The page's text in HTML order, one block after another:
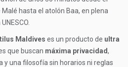
hasta el atolón Baa, en plena
Maldives es un producto de ultra
que buscan máxima privacidad,
y una filosofía sin horarios ni reglas